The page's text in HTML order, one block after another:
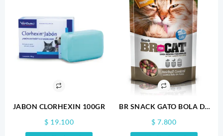
JABON CLORHEXIN 100GR
$ 19.100
BR SNACK GATO BOLA DE
$ 7.800